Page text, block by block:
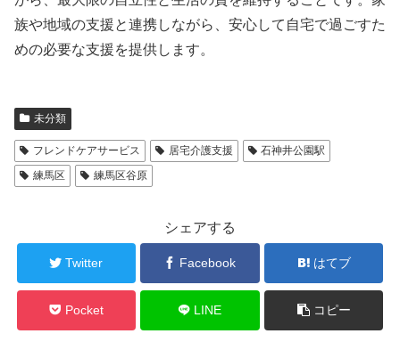
族や地域の支援と連携しながら、安心して自宅で過ごすた
めの必要な支援を提供します。
未分類
フレンドケアサービス 居宅介護支援
石神井公園駅
練馬区
練馬区谷原
シェアする
Twitter Facebook はてブ
Pocket LINE コピー